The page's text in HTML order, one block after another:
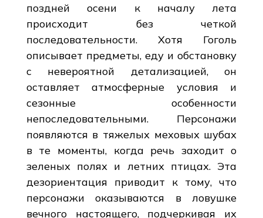
поздней осени к началу лета
происходит без четкой
последовательности. Хотя Гоголь
описывает предметы, еду и обстановку
с невероятной детализацией, он
оставляет атмосферные условия и
сезонные особенности
непоследовательными. Персонажи
появляются в тяжелых меховых шубах
в те моменты, когда речь заходит о
зеленых полях и летних птицах. Эта
дезориентация приводит к тому, что
персонажи оказываются в ловушке
вечного настоящего, подчеркивая их